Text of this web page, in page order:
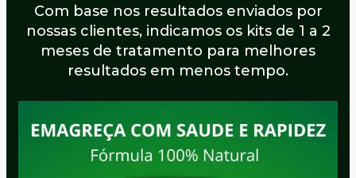
Com base nos resultados enviados por
nossas clientes, indicamos os kits de 1 a 2
meses de tratamento para melhores
resultados em menos tempo.